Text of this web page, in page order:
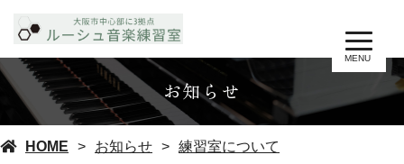
MENU
お知らせ
HOME お知らせ 練習室について